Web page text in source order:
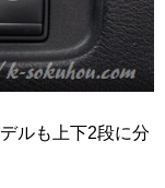
ルも上下2段に分